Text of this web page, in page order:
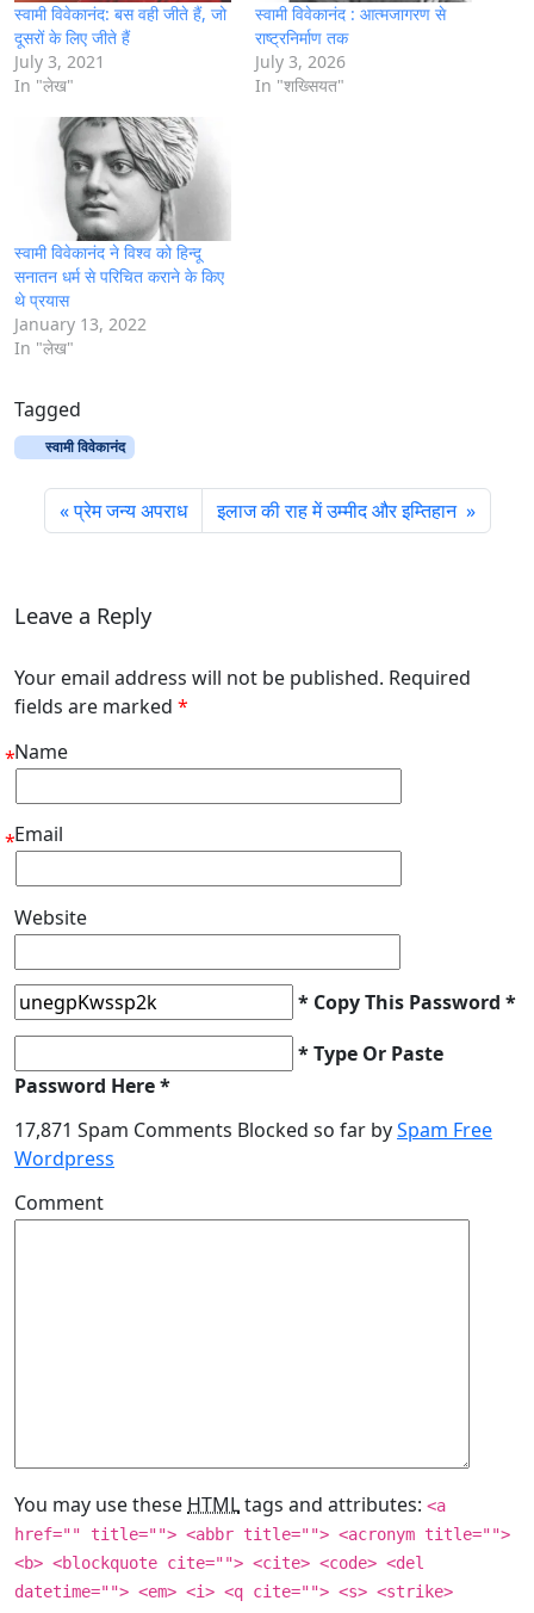
स्वामी विवेकानंद: बस वही जीते हैं, जो
दूसरों के लिए जीते हैं
July 3, 2021
In "लेख"
स्वामी विवेकानंद : आत्मजागरण से
राष्ट्रनिर्माण तक
July 3, 2026
In "शख्सियत"
स्वामी विवेकानंद ने विश्व को हिन्दू
सनातन धर्म से परिचित कराने के किए
थे प्रयास
January 13, 2022
In "लेख"
Tagged
स्वामी विवेकानंद
प्रेम जन्य अपराध इलाज की राह में उम्मीद और इम्तिहान
Leave a Reply
Your email address will not be published. Required
fields are marked *
Name
*
Email
*
Website
* Copy This Password *
* Type Or Paste
Password Here *
17,871 Spam Comments Blocked so far bySpam Free
Wordpress
Comment
You may use theseHTMLtags and attributes: <a
href="" title=""> <abbr title=""> <acronym title="">
<b> <blockquote cite=""> <cite> <code> <del
datetime=""> <em> <i> <q cite=""> <s> <strike>